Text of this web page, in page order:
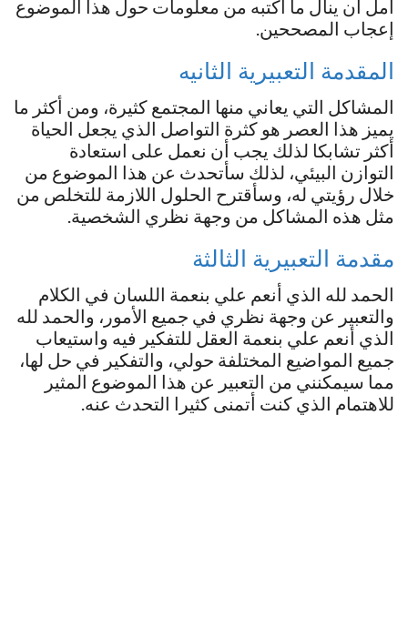
أمل أن ينال ما أكتبه من معلومات حول هذا الموضوع
إعجاب المصححين.
المقدمة التعبيرية الثانيه
المشاكل التي يعاني منها المجتمع كثيرة، ومن أكثر ما
يميز هذا العصر هو كثرة التواصل الذي يجعل الحياة
أكثر تشابكا لذلك يجب أن نعمل على استعادة
التوازن البيئي، لذلك سأتحدث عن هذا الموضوع من
خلال رؤيتي له، وسأقترح الحلول اللازمة للتخلص من
مثل هذه المشاكل من وجهة نظري الشخصية.
مقدمة التعبيرية الثالثة
الحمد لله الذي أنعم علي بنعمة اللسان في الكلام
والتعبير عن وجهة نظري في جميع الأمور، والحمد لله
الذي أنعم علي بنعمة العقل للتفكير فيه واستيعاب
جميع المواضيع المختلفة حولي، والتفكير في حل لها،
مما سيمكنني من التعبير عن هذا الموضوع المثير
للاهتمام الذي كنت أتمنى كثيرا التحدث عنه.